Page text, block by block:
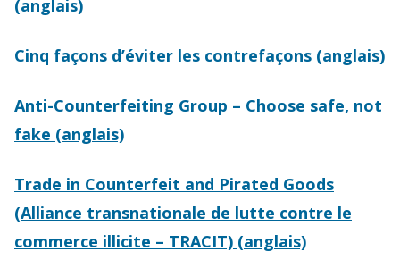
(anglais)
Cinq façons d’éviter les contrefaçons (anglais)
Anti-Counterfeiting Group – Choose safe, not
fake (anglais)
Trade in Counterfeit and Pirated Goods
(Alliance transnationale de lutte contre le
commerce illicite – TRACIT) (anglais)